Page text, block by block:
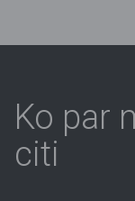
Ko par
citi